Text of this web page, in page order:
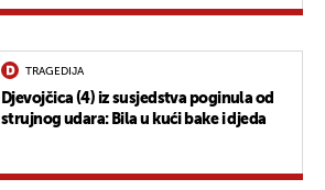
TRAGEDIJA
Djevojčica (4) iz susjedstva poginula od
strujnog udara: Bila u kući bake i djeda